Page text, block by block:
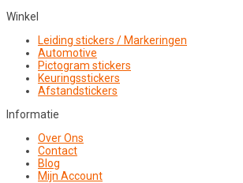
Winkel
Leiding stickers / Markeringen
Automotive
Pictogram stickers
Keuringsstickers
Afstandstickers
Informatie
Over Ons
Contact
Blog
Mijn Account